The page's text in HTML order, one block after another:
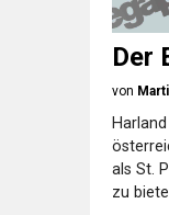
Der
von
als St.
zu